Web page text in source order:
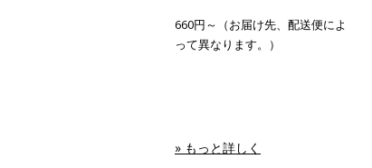
660円～（お届け先、配送便によ
って異なります。）
» もっと詳しく